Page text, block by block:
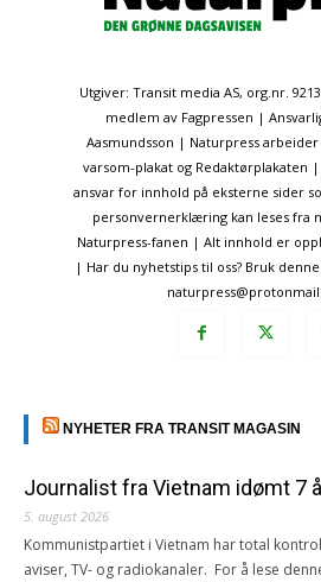
Utgiver: Transit media AS, org.nr.
medlem av Fagpressen |
Aasmundsson | Naturpress
varsom-plakat og Redaktørplakaten
ansvar for innhold på eksterne sider
personvernerklæring kan leses fra
Naturpress-fanen | Alt innhold er
| Har du nyhetstips til oss? Bruk
NYHETER FRA TRANSIT MAGASIN
Journalist fra Vietnam idømt 7
5. august 2026
Kommunistpartiet i Vietnam har total
aviser, TV- og radiokanaler. For å lese